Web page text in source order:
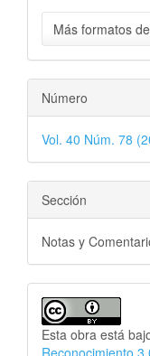
Más formatos
Número
Vol. 40 Núm. 78
Sección
Notas y
Esta obra está